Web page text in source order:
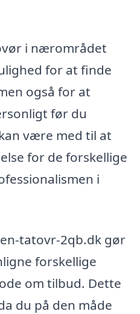
i nærområdet
for at finde
også for at
før du
være med til at
for de forskellige
i
tatovr-2qb.dk gør
forskellige
om tilbud. Dette
du på den måde